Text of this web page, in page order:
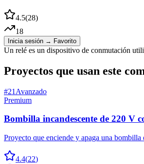
4.5(28)
18
Inicia sesión → Favorito
Un relé es un dispositivo de conmutación
Proyectos que usan este
#21 Avanzado
Premium
Bombilla incandescente de 220 V
Proyecto que enciende y apaga una
4.4(22)